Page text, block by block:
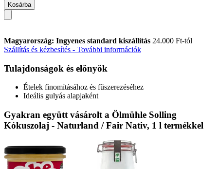
Kosárba
Magyarország: Ingyenes standard kiszállítás 24.000 Ft-tól
Szállítás és kézbesítés - További információk
Tulajdonságok és előnyök
Ételek finomításához és fűszerezéséhez
Ideális gulyás alapjaként
Gyakran együtt vásárolt a Ölmühle Solling
Kókuszolaj - Naturland / Fair Nativ, 1 l termékkel